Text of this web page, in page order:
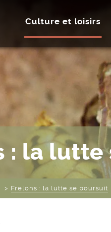
Culture et loisirs
: la
Frelons : la lutte se poursuit